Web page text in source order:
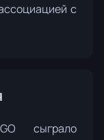
с
сыграло